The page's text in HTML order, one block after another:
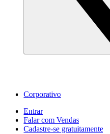
Corporativo
Entrar
Falar com Vendas
Cadastre‐se gratuitamente